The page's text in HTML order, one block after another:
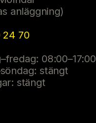
anläggning)
24 70
08:00–17:00
stängt
stängt